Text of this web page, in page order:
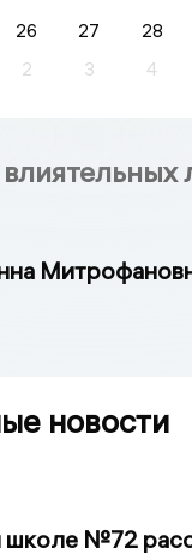
26 27 28
2 3 4
новости
школе №72